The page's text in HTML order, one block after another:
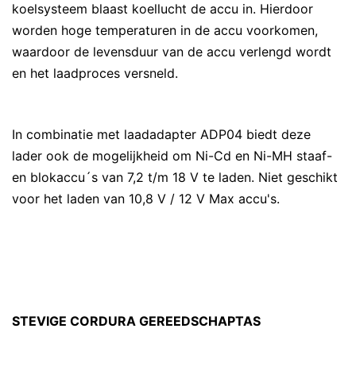
koelsysteem blaast koellucht de accu in. Hierdoor
worden hoge temperaturen in de accu voorkomen,
waardoor de levensduur van de accu verlengd wordt
en het laadproces versneld.
In combinatie met laadadapter ADP04 biedt deze
lader ook de mogelijkheid om Ni-Cd en Ni-MH staaf-
en blokaccu´s van 7,2 t/m 18 V te laden. Niet geschikt
voor het laden van 10,8 V / 12 V Max accu's.
STEVIGE CORDURA GEREEDSCHAPTAS